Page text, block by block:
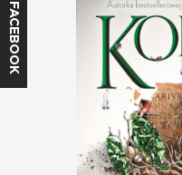
FACEBOOK